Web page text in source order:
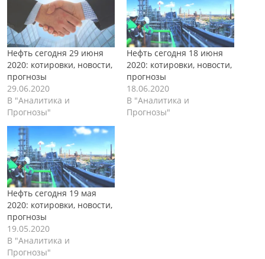
Нефть сегодня 29 июня
2020: котировки, новости,
прогнозы
29.06.2020
В "Аналитика и
Прогнозы"
Нефть сегодня 18 июня
2020: котировки, новости,
прогнозы
18.06.2020
В "Аналитика и
Прогнозы"
Нефть сегодня 19 мая
2020: котировки, новости,
прогнозы
19.05.2020
В "Аналитика и
Прогнозы"